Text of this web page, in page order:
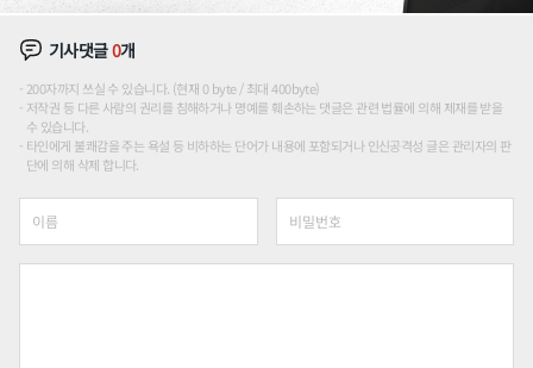
기사댓글0개
200자까지 쓰실 수 있습니다. (현재 0 byte / 최대 400byte)
저작권 등 다른 사람의 권리를 침해하거나 명예를 훼손하는 댓글은 관련 법률에 의해 제재를 받을
수 있습니다.
타인에게 불쾌감을 주는 욕설 등 비하하는 단어가 내용에 포함되거나 인신공격성 글은 관리자의 판
단에 의해 삭제 합니다.